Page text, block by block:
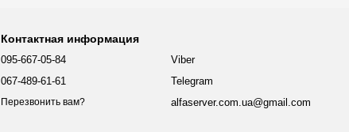
Контактная информация
095-667-05-84
067-489-61-61
Перезвонить вам?
Viber
Telegram
alfaserver.com.ua@gmail.com